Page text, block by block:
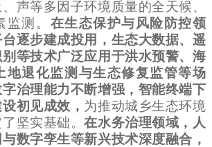
声等多因子环境质量的全天候、
测。 在生态保护与风险防控领
逐步建成投用，生态大数据、遥
等技术广泛应用于洪水预警、海
地退化监测与生态修复监管等场
治理能力不断增强，智能终端下
初见成效， 为推动城乡生态环境
坚实基础。在水务治理领域，人
数字孪生等新兴技术深度融合，